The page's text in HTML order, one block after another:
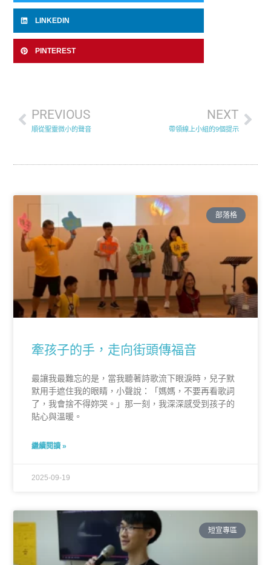
LINKEDIN
PINTEREST
PREVIOUS
順從聖靈微小的聲音
NEXT
帶領線上小組的9個提示
部落格
牽孩子的手，走向街頭傳福音
最讓我最難忘的是，當我聽著詩歌流下眼淚時，兒子默
默用手遮住我的眼睛，小聲說：「媽媽，不要再看歌詞
了，我會捨不得妳哭。」那一刻，我深深感受到孩子的
貼心與溫暖。
繼續閱讀 »
2025-09-19
短宣專區